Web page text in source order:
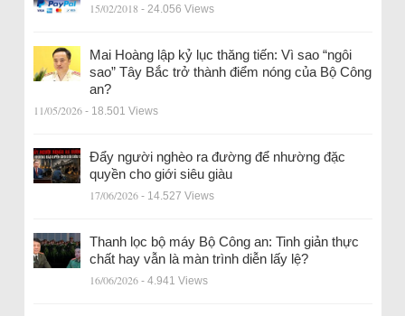
15/02/2018 - 24.056 Views
Mai Hoàng lập kỷ lục thăng tiến: Vì sao “ngôi
sao” Tây Bắc trở thành điểm nóng của Bộ Công
an?
11/05/2026 - 18.501 Views
Đẩy người nghèo ra đường để nhường đặc
quyền cho giới siêu giàu
17/06/2026 - 14.527 Views
Thanh lọc bộ máy Bộ Công an: Tinh giản thực
chất hay vẫn là màn trình diễn lấy lệ?
16/06/2026 - 4.941 Views